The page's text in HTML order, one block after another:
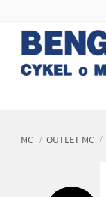
MC OUTLET MC